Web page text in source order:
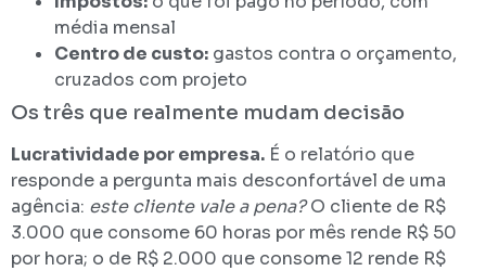
média mensal
Centro de custo: gastos contra o orçamento,
cruzados com projeto
Os três que realmente mudam decisão
Lucratividade por empresa. É o relatório que
responde a pergunta mais desconfortável de uma
agência: este cliente vale a pena?O cliente de R$
3.000 que consome 60 horas por mês rende R$ 50
por hora; o de R$ 2.000 que consome 12 rende R$